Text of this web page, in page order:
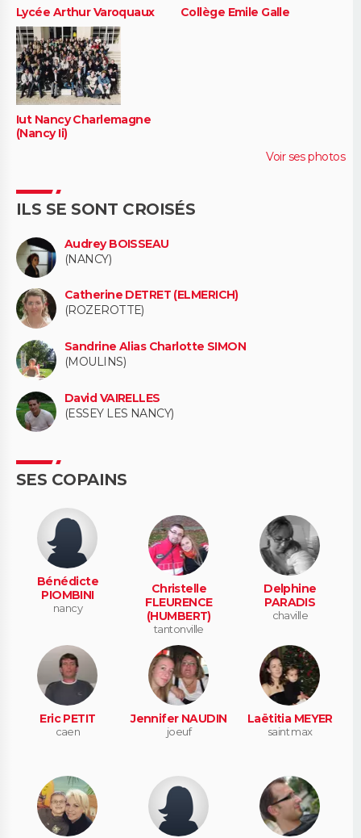
Lycée Arthur Varoquaux Collège Emile Galle
Iut Nancy Charlemagne
(Nancy Ii)
Voir ses photos
ILS SE SONT CROISÉS
Audrey BOISSEAU
(NANCY)
Catherine DETRET (ELMERICH)
(ROZEROTTE)
Sandrine Alias Charlotte SIMON
(MOULINS)
David VAIRELLES
(ESSEY LES NANCY)
SES COPAINS
Bénédicte
PIOMBINI
nancy
Christelle
FLEURENCE
(HUMBERT)
tantonville
Delphine
PARADIS
chaville
Eric PETIT
caen
Jennifer NAUDIN
joeuf
Laëtitia MEYER
saint max